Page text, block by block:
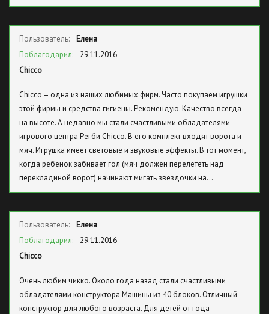
Пользователь:
Елена
Поблагодарил:
29.11.2016
Chicco
Chicco – одна из наших любимых фирм. Часто покупаем игрушки
этой фирмы и средства гигиены. Рекомендую. Качество всегда
на высоте. А недавно мы стали счастливыми обладателями
игрового центра Регби Chicco. В его комплект входят ворота и
мяч. Игрушка имеет световые и звуковые эффекты. В тот момент,
когда ребенок забивает гол (мяч должен перелететь над
перекладиной ворот) начинают мигать звездочки на…
Пользователь:
Елена
Поблагодарил:
29.11.2016
Chicco
Очень любим чикко. Около года назад стали счастливыми
обладателями конструктора Машины из 40 блоков. Отличный
конструктор для любого возраста. Для детей от года